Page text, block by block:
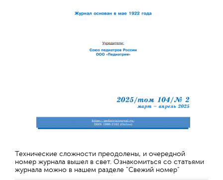
Технические сложности преодолены, и очередной
номер журнала вышел в свет. Ознакомиться со статьями
журнала можно в нашем разделе "Свежий номер"